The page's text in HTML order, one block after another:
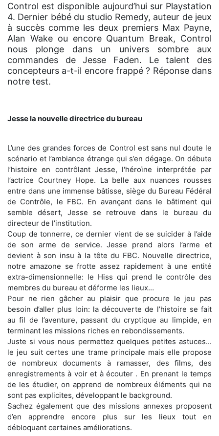
Control est disponible aujourd’hui sur Playstation
4. Dernier bébé du studio Remedy, auteur de jeux
à succès comme les deux premiers Max Payne,
Alan Wake ou encore Quantum Break, Control
nous plonge dans un univers sombre aux
commandes de Jesse Faden. Le talent des
concepteurs a-t-il encore frappé ? Réponse dans
notre test.
Jesse la nouvelle directrice du bureau
L’une des grandes forces de Control est sans nul doute le
scénario et l’ambiance étrange qui s’en dégage. On débute
l’histoire en contrôlant Jesse, l'héroïne interprétée par
l’actrice Courtney Hope. La belle aux nuances rousses
entre dans une immense bâtisse, siège du Bureau Fédéral
de Contrôle, le FBC. En avançant dans le bâtiment qui
semble désert, Jesse se retrouve dans le bureau du
directeur de l’institution.
Coup de tonnerre, ce dernier vient de se suicider à l’aide
de son arme de service. Jesse prend alors l’arme et
devient à son insu à la tête du FBC. Nouvelle directrice,
notre amazone se frotte assez rapidement à une entité
extra-dimensionnelle: le Hiss qui prend le contrôle des
membres du bureau et déforme les lieux…
Pour ne rien gâcher au plaisir que procure le jeu pas
besoin d’aller plus loin: la découverte de l’histoire se fait
au fil de l’aventure, passant du cryptique au limpide, en
terminant les missions riches en rebondissements.
Juste si vous nous permettez quelques petites astuces...
le jeu suit certes une trame principale mais elle propose
de nombreux documents à ramasser, des films, des
enregistrements à voir et à écouter . En prenant le temps
de les étudier, on apprend de nombreux éléments qui ne
sont pas explicites, développant le background.
Sachez également que des missions annexes proposent
d’en apprendre encore plus sur les lieux tout en
débloquant certaines améliorations.